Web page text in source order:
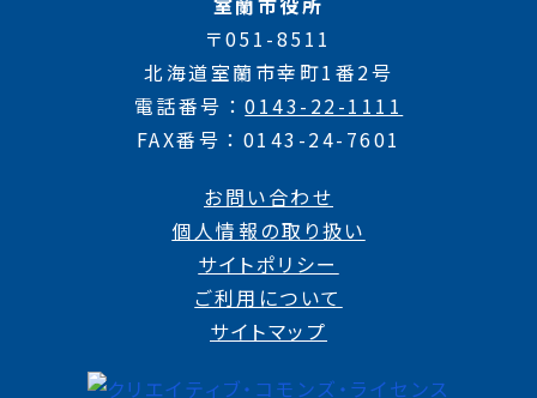
〒051-8511
北海道室蘭市幸町1番2号
電話番号
0143-22-1111
FAX番号
0143-24-7601
お問い合わせ
個人情報の取り扱い
サイトポリシー
ご利用について
サイトマップ